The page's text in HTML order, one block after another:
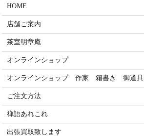
HOME
店舗ご案内
茶室明章庵
オンラインショップ
オンラインショップ 作家 箱書き 御道具
ご注文方法
禅語あれこれ
出張買取致します